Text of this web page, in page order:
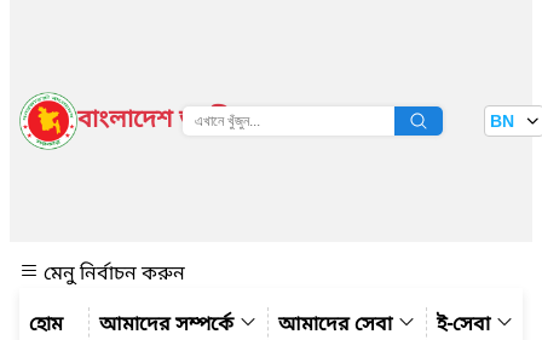
বাংলাদেশ জাতীয় তথ্য বাতায়ন BN
মেনু নির্বাচন করুন
আমাদের সম্পর্কে
আমাদের সেবা ই-সেবা